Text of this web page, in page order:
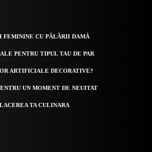
FEMININE CU PĂLĂRII DAMĂ
PENTRU TIPUL TAU DE PAR
ARTIFICIALE DECORATIVE?
UN MOMENT DE NEUITAT
TA CULINARA